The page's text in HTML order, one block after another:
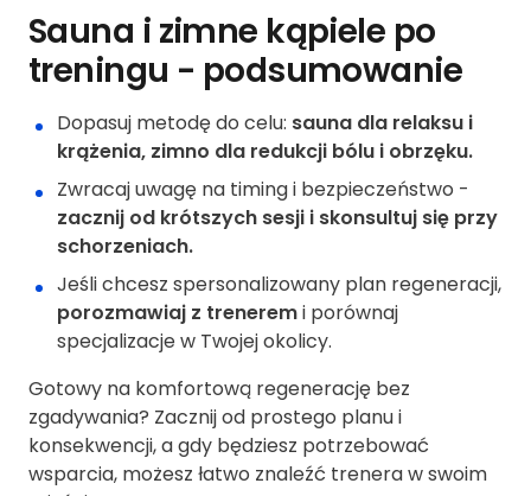
Sauna i zimne kąpiele po
treningu - podsumowanie
Dopasuj metodę do celu: sauna dla relaksu i
krążenia, zimno dla redukcji bólu i obrzęku.
Zwracaj uwagę na timing i bezpieczeństwo -
zacznij od krótszych sesji i skonsultuj się przy
schorzeniach.
Jeśli chcesz spersonalizowany plan regeneracji,
porozmawiaj z treneremi porównaj
specjalizacje w Twojej okolicy.
Gotowy na komfortową regenerację bez
zgadywania? Zacznij od prostego planu i
konsekwencji, a gdy będziesz potrzebować
wsparcia, możesz łatwo znaleźć trenera w swoim